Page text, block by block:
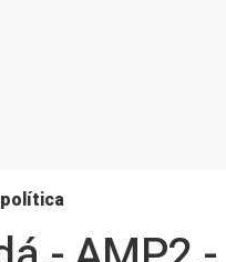
política